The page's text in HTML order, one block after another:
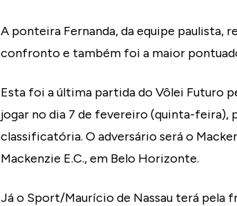
A ponteira Fernanda, da equipe paulista,
confronto e também foi a maior
Esta foi a última partida do Vôlei Futuro
jogar no dia 7 de fevereiro (quinta-feira),
classificatória. O adversário será o
Mackenzie E.C., em Belo Horizonte.
Já o Sport/Maurício de Nassau terá pela